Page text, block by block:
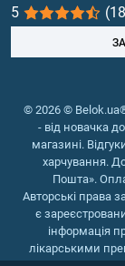
Риб'ячий жир,
5
© 2026 ©
- від новачка
магазині.
харчування.
Пошта».
Авторські права
є
інформація
лікарськими